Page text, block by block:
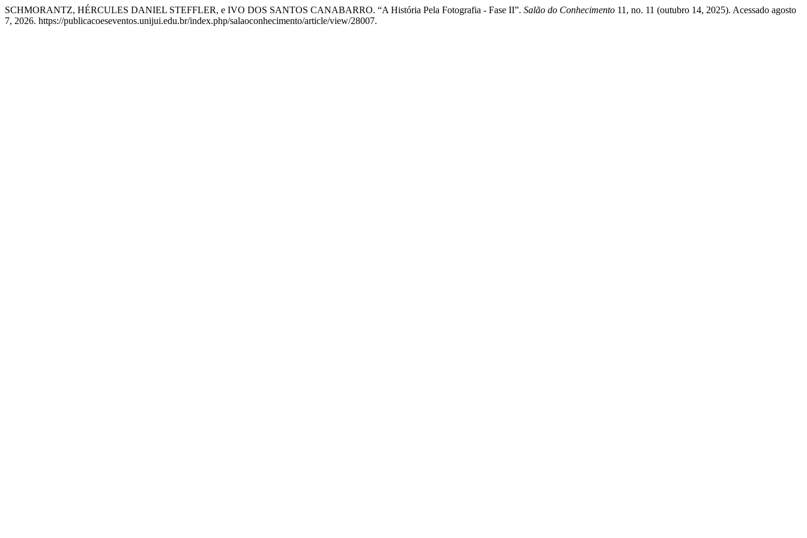
SCHMORANTZ, HÉRCULES DANIEL STEFFLER, e IVO DOS SANTOS CANABARRO. “A História Pela Fotografia - Fase II”. Salão do Conhecimento 11, no. 11 (outubro 14, 2025). Acessado agosto
7, 2026. https://publicacoeseventos.unijui.edu.br/index.php/salaoconhecimento/article/view/28007.